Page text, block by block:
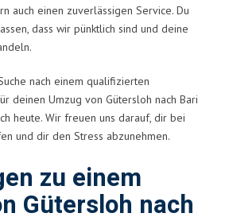
auch einen zuverlässigen Service. Du
dass wir pünktlich sind und deine
nach einem qualifizierten
deinen Umzug von Gütersloh nach Bari
heute. Wir freuen uns darauf, dir bei
und dir den Stress abzunehmen.
zu einem
Gütersloh nach